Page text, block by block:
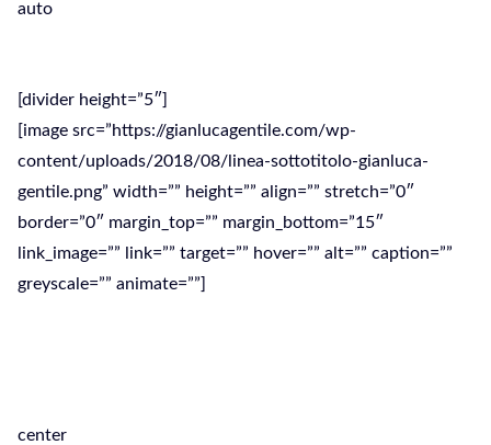
auto
[divider height=”5″]
[image src=”https://gianlucagentile.com/wp-
content/uploads/2018/08/linea-sottotitolo-gianluca-
gentile.png” width=”” height=”” align=”” stretch=”0″
border=”0″ margin_top=”” margin_bottom=”15″
link_image=”” link=”” target=”” hover=”” alt=”” caption=””
greyscale=”” animate=””]
center